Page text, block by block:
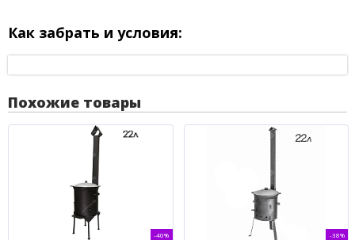
Как забрать и условия:
Похожие товары
-40% -38%